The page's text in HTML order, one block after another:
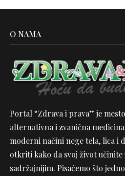
O NAMA
Portal “Zdrava i prava” je
alternativna i zvanična
moderni načini nege tela, lica i
otkriti kako da svoj život
sadržajnijim. Pisaćemo što